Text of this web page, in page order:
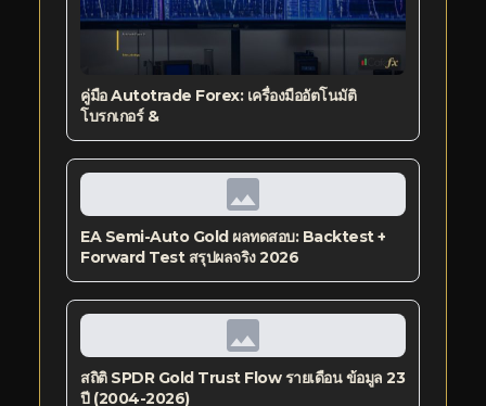
คู่มือ Autotrade Forex: เครื่องมืออัตโนมัติ
โบรกเกอร์ &
EA Semi-Auto Gold ผลทดสอบ: Backtest +
Forward Test สรุปผลจริง 2026
สถิติ SPDR Gold Trust Flow รายเดือน ข้อมูล 23
ปี (2004-2026)